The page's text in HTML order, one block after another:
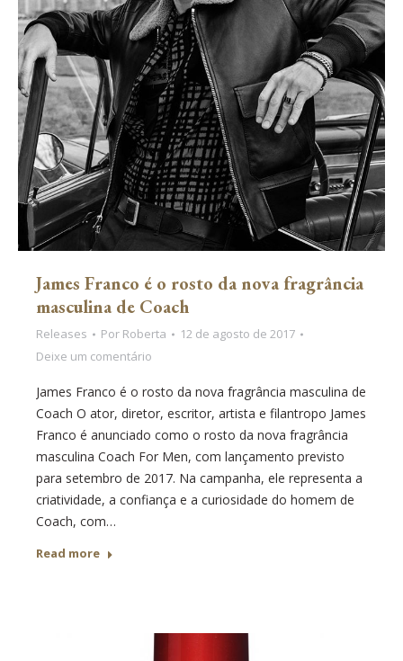
James Franco é o rosto da nova fragrância
masculina de Coach
Releases Por Roberta
12 de agosto de 2017
Deixe um comentário
James Franco é o rosto da nova fragrância masculina de
Coach O ator, diretor, escritor, artista e filantropo James
Franco é anunciado como o rosto da nova fragrância
masculina Coach For Men, com lançamento previsto
para setembro de 2017. Na campanha, ele representa a
criatividade, a confiança e a curiosidade do homem de
Coach, com…
Read more